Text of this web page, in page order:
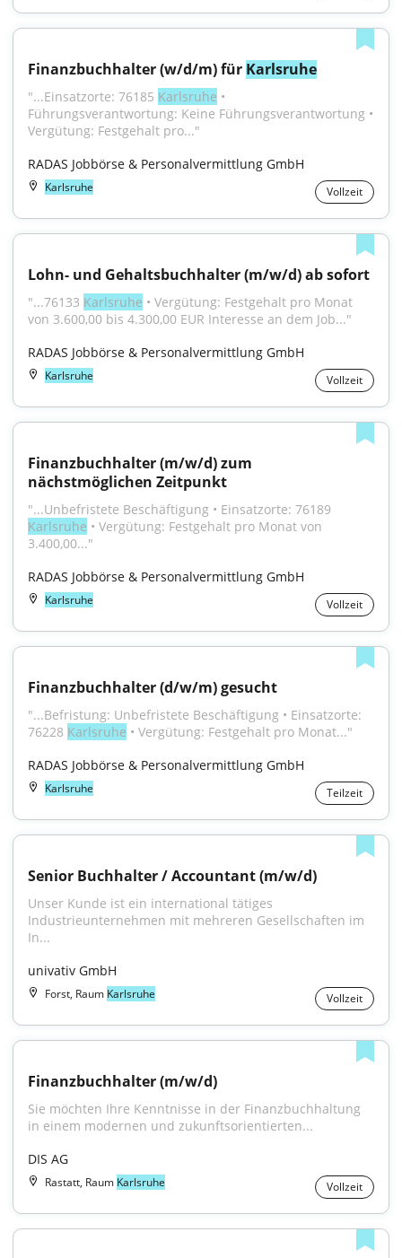
Finanzbuchhalter (w/d/m) für Karlsruhe
"...Einsatzorte: 76185 Karlsruhe •
Führungsverantwortung: Keine Führungsverantwortung •
Vergütung: Festgehalt pro..."
RADAS Jobbörse & Personalvermittlung GmbH
Karlsruhe Vollzeit
Lohn- und Gehaltsbuchhalter (m/w/d) ab sofort
"...76133 Karlsruhe • Vergütung: Festgehalt pro Monat
von 3.600,00 bis 4.300,00 EUR Interesse an dem Job..."
RADAS Jobbörse & Personalvermittlung GmbH
Karlsruhe Vollzeit
Finanzbuchhalter (m/w/d) zum
nächstmöglichen Zeitpunkt
Karlsruhe • Vergütung: Festgehalt pro Monat von
3.400,00..."
RADAS Jobbörse & Personalvermittlung GmbH
Karlsruhe Vollzeit
Finanzbuchhalter (d/w/m) gesucht
"...Befristung: Unbefristete Beschäftigung • Einsatzorte:
76228 Karlsruhe • Vergütung: Festgehalt pro Monat..."
RADAS Jobbörse & Personalvermittlung GmbH
Karlsruhe Teilzeit
Senior Buchhalter / Accountant (m/w/d)
Unser Kunde ist ein international tätiges
Industrieunternehmen mit mehreren Gesellschaften im
In...
univativ GmbH
Forst, Raum Karlsruhe Vollzeit
Finanzbuchhalter (m/w/d)
Sie möchten Ihre Kenntnisse in der Finanzbuchhaltung
in einem modernen und zukunftsorientierten...
DIS AG
Rastatt, Raum Karlsruhe Vollzeit